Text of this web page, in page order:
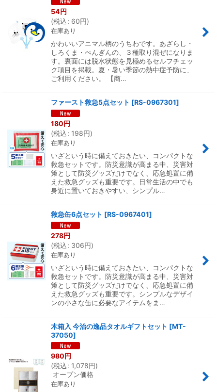
54円
(税込: 60円)
在庫あり
かわいいアニマル柄のうちわです。あざらし・
しろくま・ぺんぎんの、３種取り混ぜになりま
す。裏面には脱水状態を見極めるセルフチェッ
ク項目を掲載。夏・暑い季節の熱中症予防に、
ご利用ください。 【商…
ファースト救急5点セット [RS-0967301]
180円
(税込: 198円)
在庫あり
いざという時に備えておきたい、コンパクトな
救急セットです。防災意識が高まる中、災害対
策として防災グッズだけでなく、応急処置に備
えた救急グッズも重要です。日常生活の中でも
身近に置いておきやすい、シンプル…
救急缶6点セット [RS-0967401]
278円
(税込: 306円)
在庫あり
いざという時に備えておきたい、コンパクトな
救急セットです。防災意識が高まる中、災害対
策として防災グッズだけでなく、応急処置に備
えた救急グッズも重要です。シンプルなデザイ
ンの小さな缶に必要なアイテムをま…
木箱入 今治の逸品タオルギフトセット [MT-
37050]
980円
(税込: 1,078円)
オープン価格
在庫あり